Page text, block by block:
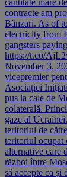
cantitate mare
contracte am
Bânzari. As of
electricity from
gangsters
https://t.co/
November 3,
vicepremier
Asociației
pus la cale de
colaterală.
gaze al
teritoriul de
teritoriul ocupat
alternative care
război între
să accepte ca și